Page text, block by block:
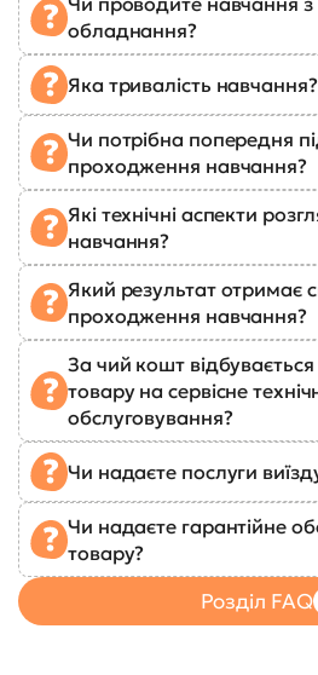
обладнання?
Яка тривалість навчання?
Чи потрібна попередня
проходження навчання?
Які технічні аспекти
навчання?
Який результат отримає
проходження навчання?
За чий кошт
товару на сервісне
обслуговування?
Чи надаєте послуги
Чи надаєте гарантійне
товару?
Розділ FAQ